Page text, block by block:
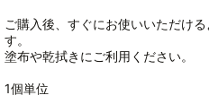
ご購入後、すぐにお使いいただけ
す。
塗布や乾拭きにご利用ください。
1個単位